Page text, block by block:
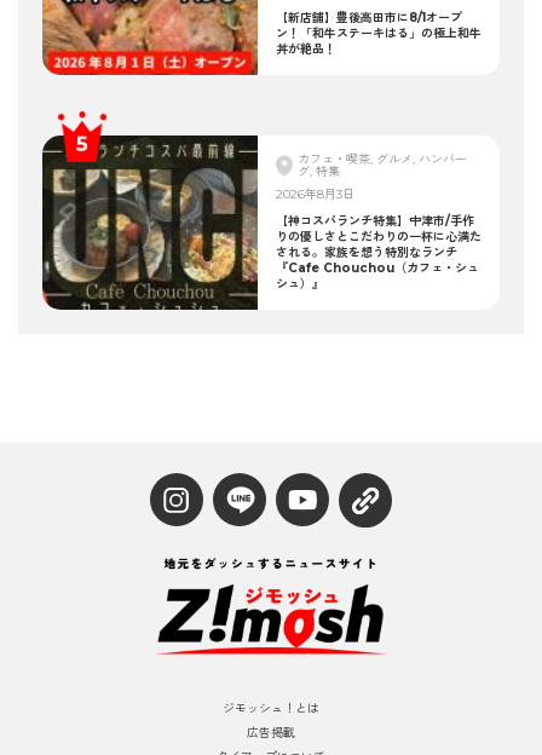
【新店舗】豊後高田市に8/1オープ
ン！「和牛ステーキはる」の極上和牛
丼が絶品！
カフェ・喫茶, グルメ, ハンバー
グ, 特集
2026年8月3日
【神コスパランチ特集】中津市/手作
りの優しさとこだわりの一杯に心満た
される。家族を想う特別なランチ
『Cafe Chouchou（カフェ・シュ
シュ）』
ジモッシュ！とは
広告掲載